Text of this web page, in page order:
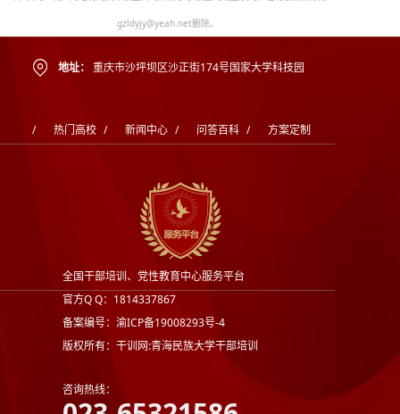
gzldyjy@yeah.net删除。
地址： 重庆市沙坪坝区沙正街174号国家大学科技园
/ 热门高校 / 新闻中心 / 问答百科 / 方案定制
全国干部培训、党性教育中心服务平台
官方Q Q：1814337867
备案编号：渝ICP备19008293号-4
版权所有：干训网:青海民族大学干部培训
咨询热线：